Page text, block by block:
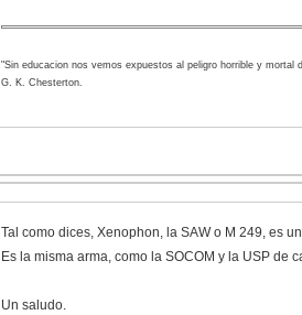
"Sin educacion nos vemos expuestos al peligro horrible y mortal
G. K. Chesterton.
Tal como dices, Xenophon, la SAW o M 249, es
Es la misma arma, como la SOCOM y la USP de
Un saludo.